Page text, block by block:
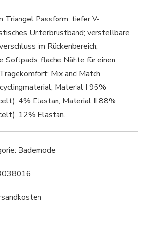
Triangel Passform; tiefer V-
Unterbrustband; verstellbare
im Rückenbereich;
Softpads; flache Nähte für einen
Mix and Match
Material I 96%
4% Elastan, Material II 88%
12% Elastan.
Bademode